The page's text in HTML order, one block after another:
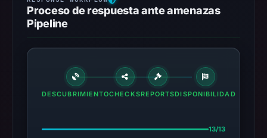
Proceso de respuesta ante amenazas
Pipeline
DESCUBRIMIENTOCHECKSREPORTSDISPONIBILIDAD
13/13